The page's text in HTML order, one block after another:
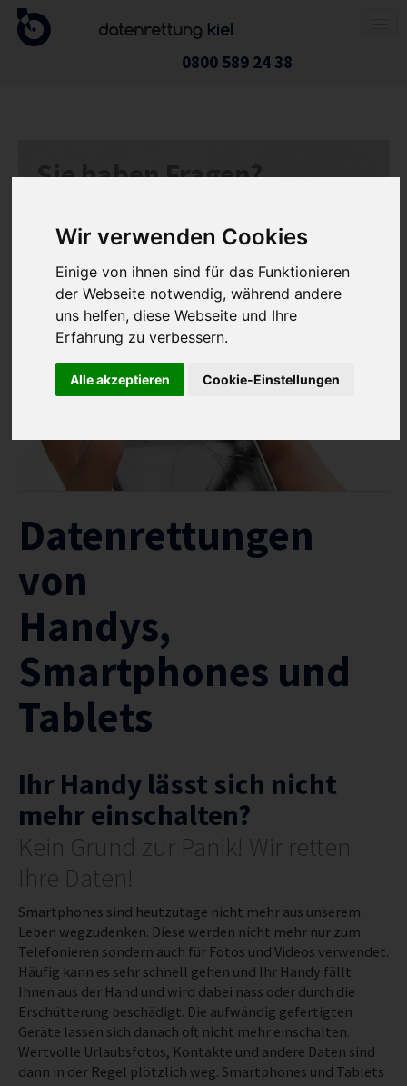
Wir verwenden Cookies
Einige von ihnen sind für das Funktionieren
der Webseite notwendig, während andere
uns helfen, diese Webseite und Ihre
Erfahrung zu verbessern.
Alle akzeptieren Cookie-Einstellungen
0800 589 24 38
APPLE-PRODUKTE
USB-STICK / SPEICHERKARTE
HANDY / TABLET
REFERENZEN
Sie haben Fragen?
Datenrettung Kiel verwendet Ihre Daten ausschließlich für den
Rückruf. Ihre Daten werden gelöscht, wenn der Zweck der
finden Sie auchhier.
Datenrettungen
von
Handys,
Smartphones und
Tablets
Ihr Handy lässt sich nicht
mehr einschalten?
Kein Grund zur Panik! Wir retten
Ihre Daten!
Smartphones sind heutzutage nicht mehr aus unserem
Leben wegzudenken. Diese werden nicht mehr nur zum
Telefonieren sondern auch für Fotos und Videos verwendet.
Häufig kann es sehr schnell gehen und Ihr Handy fällt
Ihnen aus der Hand und wird dabei nass oder durch die
Erschütterung beschädigt. Die aufwändig gefertigten
Geräte lassen sich danach oft nicht mehr einschalten.
Wertvolle Urlaubsfotos, Kontakte und andere Daten sind
dann in der Regel plötzlich weg. Smartphones und Tablets